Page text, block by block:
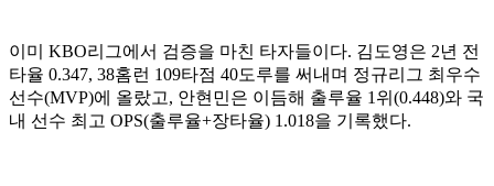
이미 KBO리그에서 검증을 마친 타자들이다. 김도영은 2년 전
타율 0.347, 38홈런 109타점 40도루를 써내며 정규리그 최우수
선수(MVP)에 올랐고, 안현민은 이듬해 출루율 1위(0.448)와 국
내 선수 최고 OPS(출루율+장타율) 1.018을 기록했다.